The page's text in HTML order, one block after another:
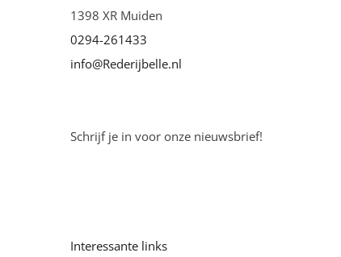
1398 XR Muiden
0294-261433
info@Rederijbelle.nl
Schrijf je in voor onze nieuwsbrief!
Interessante links